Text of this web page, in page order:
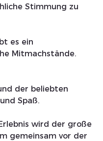
Stimmung zu
es ein
Mitmachstände.
der beliebten
Spaß.
wird der große
gemeinsam vor der